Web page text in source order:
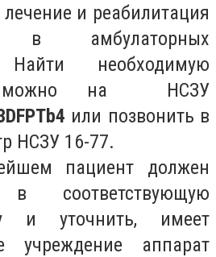
и реабилитация
в амбулаторных
Найти необходимую
можно на НСЗУ
или позвонить в
НСЗУ 16-77.
пациент должен
в соответствующую
и уточнить, имеет
учреждение аппарат